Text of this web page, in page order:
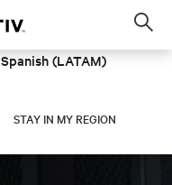
Spanish (LATAM)
STAY IN MY REGION